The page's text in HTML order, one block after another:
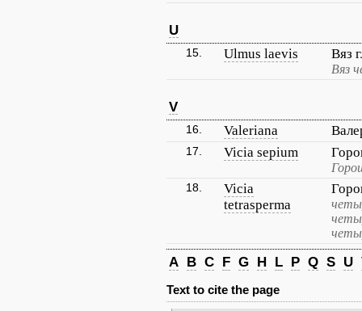
U
15. Ulmus laevis Вяз
Вяз
V
16. Valeriana
17. Vicia sepium
18.
Vicia
tetrasperma
A B C F G H L P Q S U
Text to cite the page